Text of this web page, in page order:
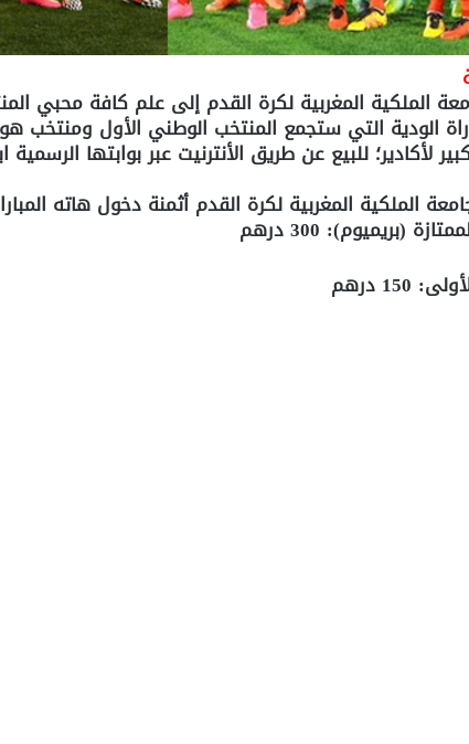
الملكية المغربية لكرة القدم إلى علم كافة محبي
الملكية المغربية لكرة القدم أثمنة دخول هاته
(بريميوم): 300 درهم
درهم